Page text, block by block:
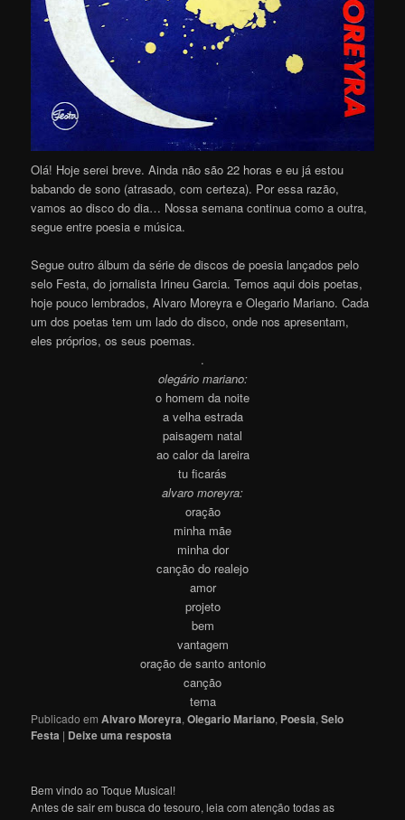
Olá! Hoje serei breve. Ainda não são 22 horas e eu já estou
babando de sono (atrasado, com certeza). Por essa razão,
vamos ao disco do dia… Nossa semana continua como a outra,
segue entre poesia e música.
Segue outro álbum da série de discos de poesia lançados pelo
selo Festa, do jornalista Irineu Garcia. Temos aqui dois poetas,
hoje pouco lembrados,Alvaro Moreyra eOlegario Mariano. Cada
um dos poetas tem um lado do disco, onde nos apresentam,
elespróprios, os seus poemas.
.
olegáriomariano:
o homem da noite
a velha estrada
paisagem natal
ao calor da lareira
tu ficarás
alvaro moreyra:
oração
minha mãe
minha dor
canção do realejo
amor
projeto
bem
vantagem
oração de santo antonio
canção
tema
Publicado em Alvaro Moreyra,Olegario Mariano, Poesia,Selo
Festa | Deixe uma resposta
Bem vindo ao Toque Musical!
Antes de sair em busca do tesouro, leia com atenção todas as